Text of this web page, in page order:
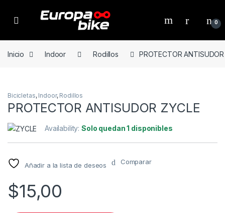
Open 0
Inicio Indoor Rodillos PROTECTOR
Bicicletas, Indoor, Rodillos
PROTECTOR ANTISUDOR ZYCLE
Availability:Solo quedan 1 disponibles
Añadir a la lista de deseos Comparar
$15,00